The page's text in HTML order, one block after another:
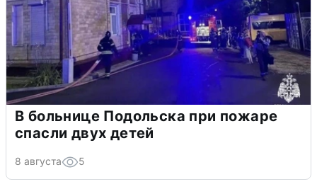
В больнице Подольска при пожаре
спасли двух детей
8 августа 5